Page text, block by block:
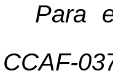
Para
CCAF-